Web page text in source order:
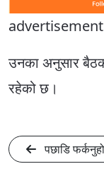
advertisement
उनका अनुसार
रहेको छ।
पछाडि